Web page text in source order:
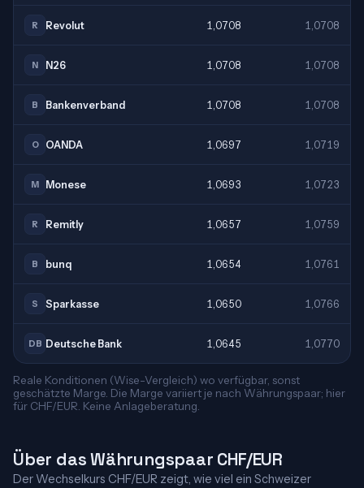
R Revolut 1,0708 1,0708
N N26 1,0708 1,0708
B Bankenverband 1,0708 1,0708
O OANDA 1,0697 1,0719
M Monese 1,0693 1,0723
R Remitly 1,0657 1,0759
B bunq 1,0654 1,0761
S Sparkasse 1,0650 1,0766
DB Deutsche Bank 1,0645 1,0770
Reale Konditionen (Wise-Vergleich) wo verfügbar, sonst
geschätzte Marge. Die Marge variiert je nach Währungspaar; hier
für CHF/EUR. Keine Anlageberatung.
Über das Währungspaar CHF/EUR
Der Wechselkurs CHF/EUR zeigt, wie viel ein Schweizer